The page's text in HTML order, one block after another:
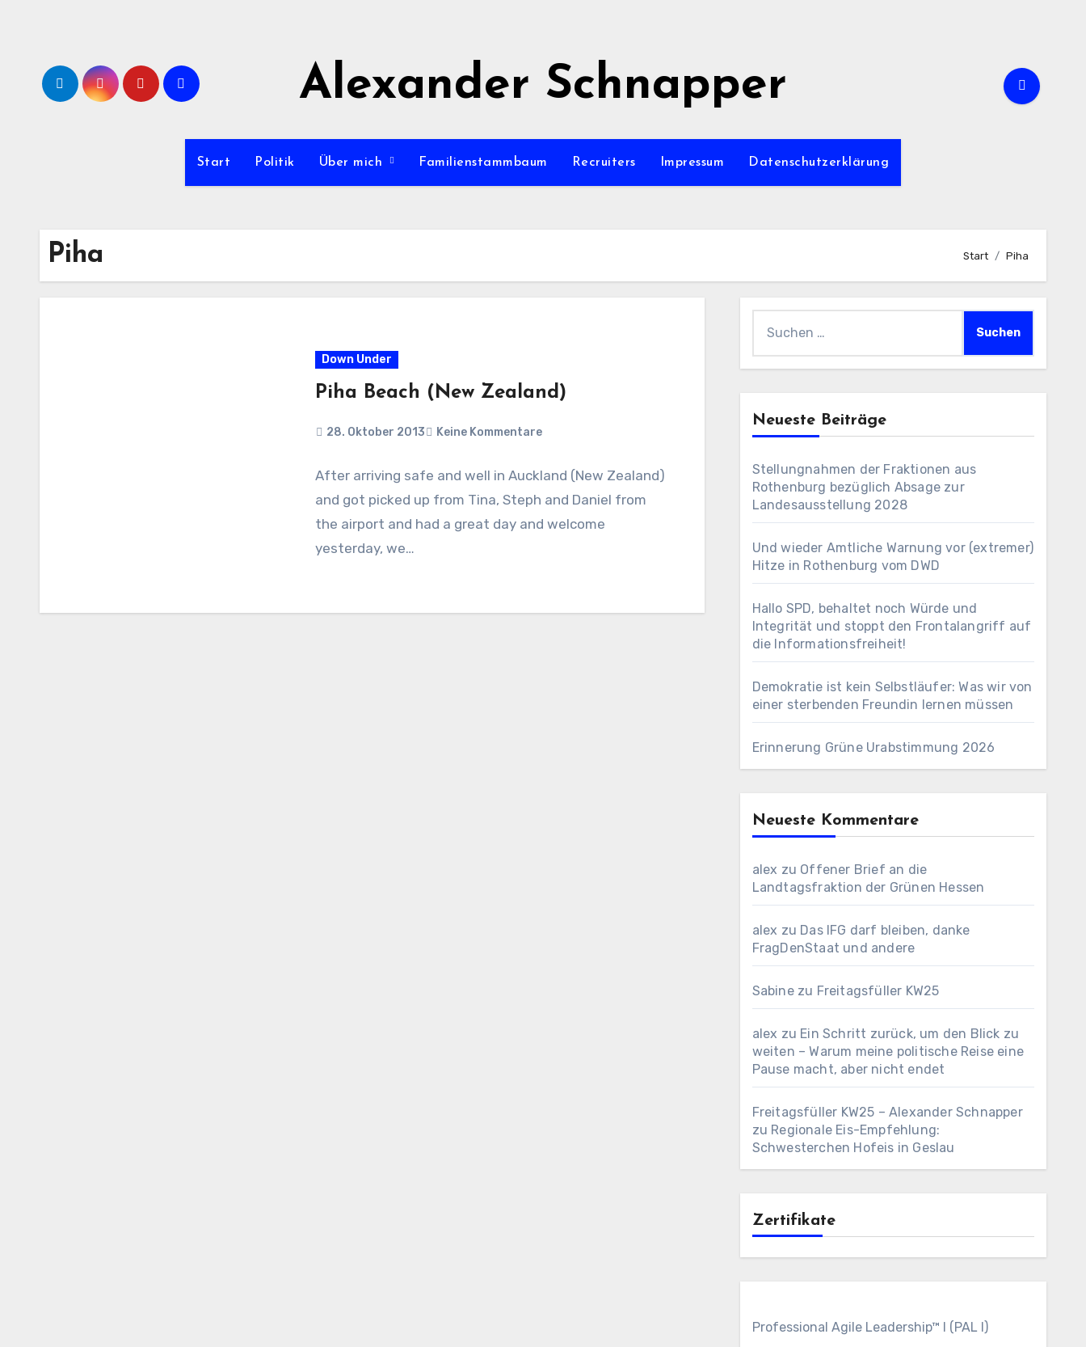
Alexander Schnapper
Start Politik Über mich Familienstammbaum Recruiters Impressum Datenschutzerklärung
Piha Start Piha
Down Under
Piha Beach (New Zealand)
28. Oktober 2013 Keine Kommentare
After arriving safe and well in Auckland (New Zealand)
and got picked up from Tina, Steph and Daniel from
the airport and had a great day and welcome
yesterday, we…
nach:
Neueste Beiträge
Stellungnahmen der Fraktionen aus
Rothenburg bezüglich Absage zur
Landesausstellung 2028
Und wieder Amtliche Warnung vor (extremer)
Hitze in Rothenburg vom DWD
Hallo SPD, behaltet noch Würde und
Integrität und stoppt den Frontalangriff auf
die Informationsfreiheit!
Demokratie ist kein Selbstläufer: Was wir von
einer sterbenden Freundin lernen müssen
Erinnerung Grüne Urabstimmung 2026
Neueste Kommentare
alex zu Offener Brief an die
Landtagsfraktion der Grünen Hessen
alex zu Das IFG darf bleiben, danke
FragDenStaat und andere
Sabinezu Freitagsfüller KW25
alex zu Ein Schritt zurück, um den Blick zu
weiten – Warum meine politische Reise eine
Pause macht, aber nicht endet
Freitagsfüller KW25 – Alexander Schnapper
zu Regionale Eis-Empfehlung:
Schwesterchen Hofeis in Geslau
Zertifikate
Professional Agile Leadership™ I (PAL I)